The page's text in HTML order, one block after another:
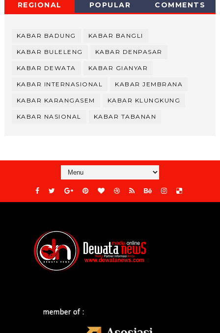
REGIONAL POPULAR COMMENTS
KABAR BADUNG KABAR BANGLI
KABAR BULELENG KABAR DENPASAR
KABAR DEWATA KABAR GIANYAR
KABAR INTERNASIONAL KABAR JEMBRANA
KABAR KARANGASEM KABAR KLUNGKUNG
KABAR NASIONAL KABAR TABANAN